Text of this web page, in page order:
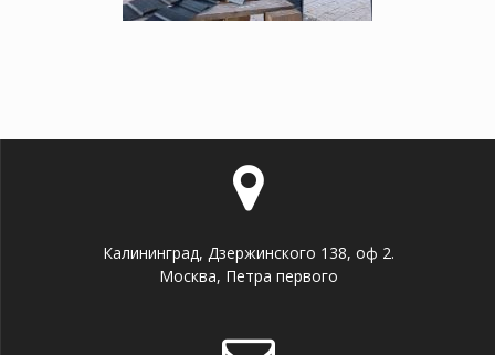
Калининград, Дзержинского 138, оф 2.
Москва, Петра первого